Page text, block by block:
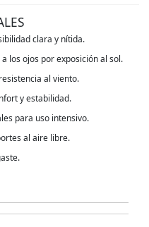
clara y nítida.
los ojos por exposición al sol.
al viento.
y estabilidad.
para uso intensivo.
al aire libre.